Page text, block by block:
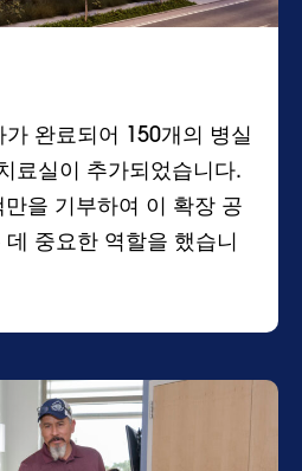
완료되어 150개의 병실
료실이 추가되었습니다.
을 기부하여 이 확장 공
중요한 역할을 했습니